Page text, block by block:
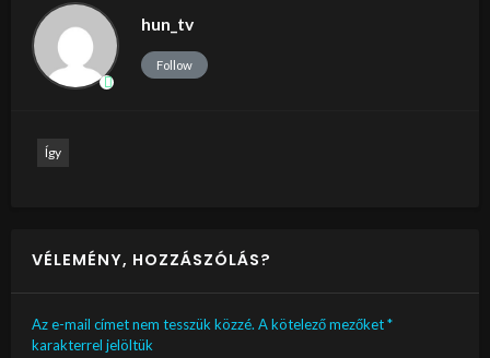
hun_tv
Follow
Így
VÉLEMÉNY, HOZZÁSZÓLÁS?
Az e-mail címet nem tesszük közzé. A kötelező mezőket*
karakterrel jelöltük